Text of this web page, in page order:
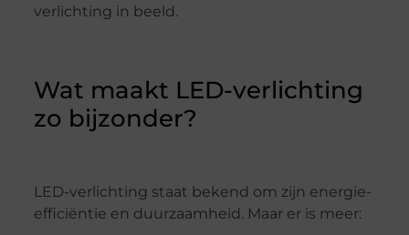
verlichting in beeld.
Wat maakt LED-verlichting
zo bijzonder?
LED-verlichting staat bekend om zijn energie-
efficiëntie en duurzaamheid. Maar er is meer: